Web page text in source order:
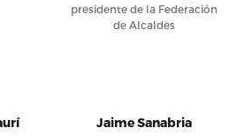
presidente de la Federación
de Alcaldes
Jaime Sanabria